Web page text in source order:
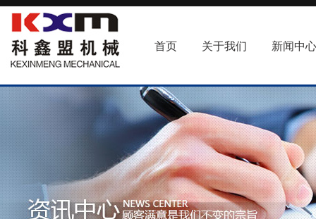
首页 关于我们 新闻中心